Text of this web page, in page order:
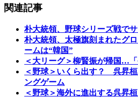
関連記事
朴大統領、野球シリーズ戦で
朴大統領、太極旗刻まれたグ
ームは“韓国”
＜大リーグ＞柳賢振が帰国…「
＜野球＞いくら出す？ 呉昇
ングゲーム
＜野球＞海外に進出する呉昇